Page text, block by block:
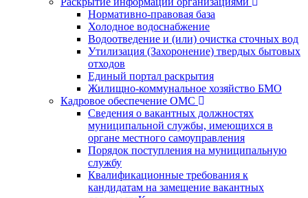
Нормативно-правовая база
Холодное водоснабжение
Водоотведение и (или) очистка сточных вод
Утилизация (Захоронение) твердых бытовых
отходов
Единый портал раскрытия
Жилищно-коммунальное хозяйство БМО
Кадровое обеспечение ОМС
Сведения о вакантных должностях
муниципальной службы, имеющихся в
органе местного самоуправления
Порядок поступления на муниципальную
службу
Квалификационные требования к
кандидатам на замещение вакантных